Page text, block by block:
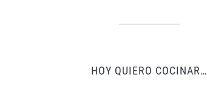
HOY QUIERO COCINAR…